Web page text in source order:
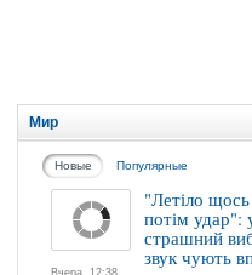
Мир
Новые Популярные
"Летіло
потім удар":
страшний
звук чують
Вчера, 12:38